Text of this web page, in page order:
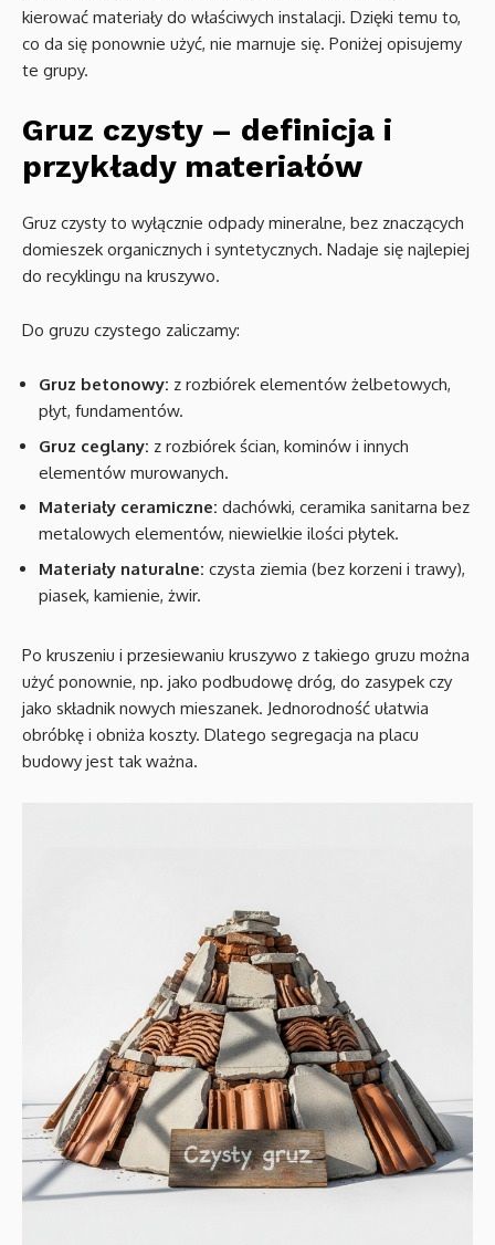
kierować materiały do właściwych instalacji. Dzięki temu to,
co da się ponownie użyć, nie marnuje się. Poniżej opisujemy
te grupy.
Gruz czysty – definicja i
przykłady materiałów
Gruz czysty to wyłącznie odpady mineralne, bez znaczących
domieszek organicznych i syntetycznych. Nadaje się najlepiej
do recyklingu na kruszywo.
Do gruzu czystego zaliczamy:
Gruz betonowy: z rozbiórek elementów żelbetowych,
płyt, fundamentów.
Gruz ceglany: z rozbiórek ścian, kominów i innych
elementów murowanych.
Materiały ceramiczne: dachówki, ceramika sanitarna bez
metalowych elementów, niewielkie ilości płytek.
Materiały naturalne: czysta ziemia (bez korzeni i trawy),
piasek, kamienie, żwir.
Po kruszeniu i przesiewaniu kruszywo z takiego gruzu można
użyć ponownie, np. jako podbudowę dróg, do zasypek czy
jako składnik nowych mieszanek. Jednorodność ułatwia
obróbkę i obniża koszty. Dlatego segregacja na placu
budowy jest tak ważna.